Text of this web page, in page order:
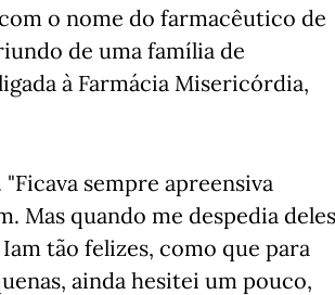
o nome do farmacêutico de
de uma família de
à Farmácia Misericórdia,
"Ficava sempre apreensiva
Mas quando me despedia deles
tão felizes, como que para
ainda hesitei um pouco,